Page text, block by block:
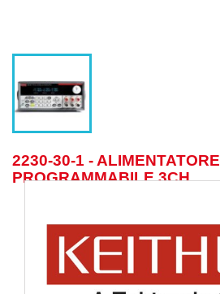
2230-30-1 - ALIMENTATORE
PROGRAMMABILE 3CH